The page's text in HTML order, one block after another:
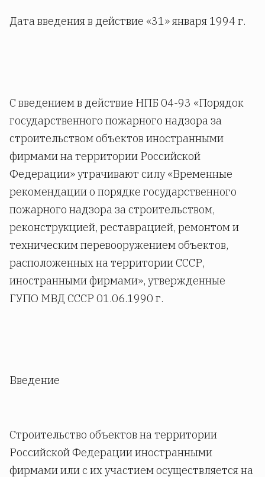
Дата введения в действие «31» января 1994 г.
С введением в действие НПБ 04-93 «Порядок
государственного пожарного надзора за
строительством объектов иностранными
фирмами на территории Российской
Федерации» утрачивают силу «Временные
рекомендации о порядке государственного
пожарного надзора за строительством,
реконструкцией, реставрацией, ремонтом и
техническим перевооружением объектов,
расположенных на территории СССР,
иностранными фирмами», утвержденные
ГУПО МВД СССР 01.06.1990 г.
Введение
Строительство объектов на территории
Российской Федерации иностранными
фирмами или с их участием осуществляется на